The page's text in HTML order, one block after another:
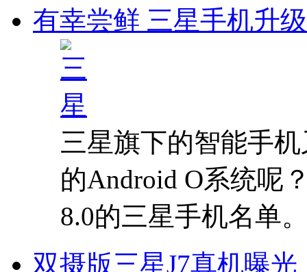
有幸尝鲜 三星手机升
三星旗下的智能手
的Android O系统呢
8.0的三星手机名单
双摄版三星J7真机曝